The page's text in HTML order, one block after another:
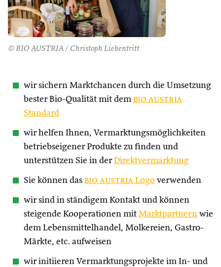
© BIO AUSTRIA / Christoph Liebentritt
wir sichern Marktchancen durch die Umsetzung
bester Bio-Qualität mit dem bio austria
Standard
wir helfen Ihnen, Vermarktungsmöglichkeiten
betriebseigener Produkte zu finden und
unterstützen Sie in derDirektvermarktung
Sie können das bio austria Logo verwenden
wir sind in ständigem Kontakt und können
steigende Kooperationen mit Marktpartnern wie
dem Lebensmittelhandel, Molkereien, Gastro-
Märkte, etc. aufweisen
wir initiieren Vermarktungsprojekte im In- und